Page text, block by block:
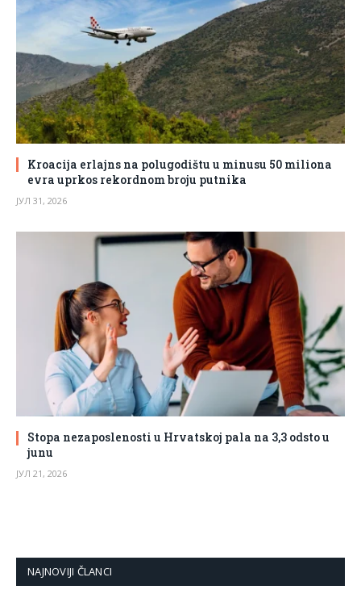
Kroacija erlajns na polugodištu u minusu 50 miliona
evra uprkos rekordnom broju putnika
ЈУЛ 31, 2026
Stopa nezaposlenosti u Hrvatskoj pala na 3,3 odsto u
junu
ЈУЛ 21, 2026
NAJNOVIJI ČLANCI